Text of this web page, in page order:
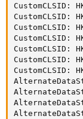
CustomCLSID:
CustomCLSID:
CustomCLSID:
CustomCLSID:
CustomCLSID:
CustomCLSID:
CustomCLSID: